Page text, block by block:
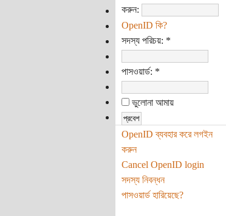
করুন:
OpenID কি?
সদস্য পরিচয়: *
পাসওয়ার্ড: *
ভুলোনা আমায়
OpenID ব্যবহার করে লগইন
করুন
Cancel OpenID login
সদস্য নিবন্ধন
পাসওয়ার্ড হারিয়েছে?